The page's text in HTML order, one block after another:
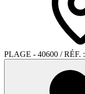
PLAGE - 40600 / RÉF. :